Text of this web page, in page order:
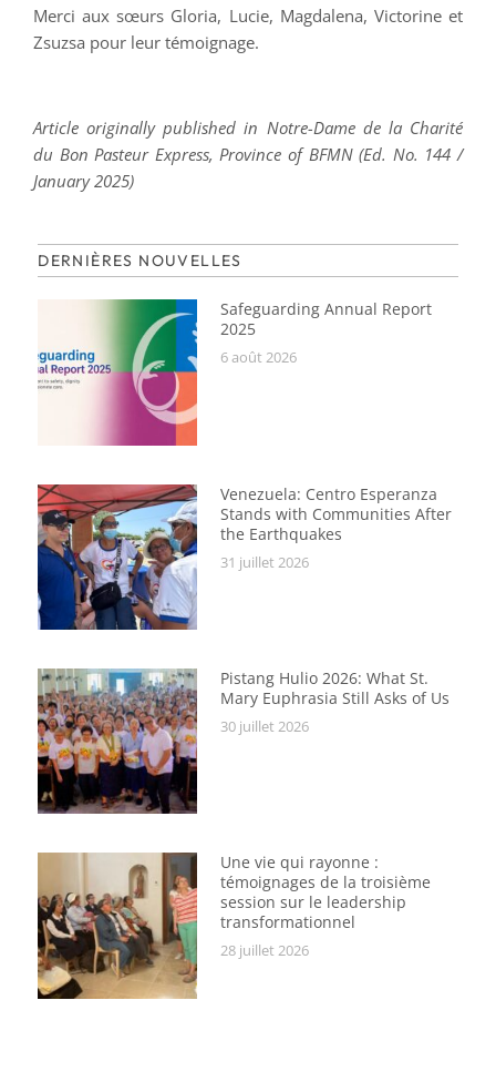
Merci aux sœurs Gloria, Lucie, Magdalena, Victorine et
Zsuzsa pour leur témoignage.
Article originally published in Notre-Dame de la Charité
du Bon Pasteur Express, Province of BFMN (Ed. No. 144 /
January 2025)
DERNIÈRES NOUVELLES
Safeguarding Annual Report
2025
6 août 2026
Venezuela: Centro Esperanza
Stands with Communities After
the Earthquakes
31 juillet 2026
Pistang Hulio 2026: What St.
Mary Euphrasia Still Asks of Us
30 juillet 2026
Une vie qui rayonne :
témoignages de la troisième
session sur le leadership
transformationnel
28 juillet 2026